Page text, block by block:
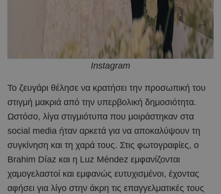
Instagram
Το ζευγάρι θέλησε να κρατήσει την προσωπική του
στιγμή μακριά από την υπερβολική δημοσιότητα.
Ωστόσο, λίγα στιγμιότυπα που μοιράστηκαν στα
social media ήταν αρκετά για να αποκαλύψουν τη
συγκίνηση και τη χαρά τους. Στις φωτογραφίες, ο
Brahim Díaz και η Luz Méndez εμφανίζονται
χαμογελαστοί και εμφανώς ευτυχισμένοι, έχοντας
αφήσει για λίγο στην άκρη τις επαγγελματικές τους